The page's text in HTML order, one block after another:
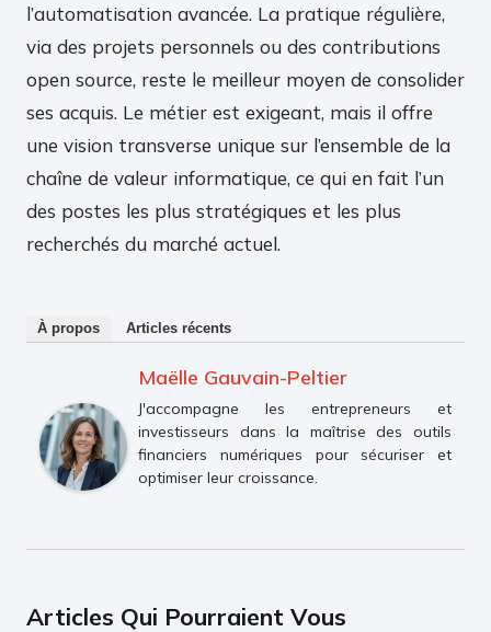
l’automatisation avancée. La pratique régulière,
via des projets personnels ou des contributions
open source, reste le meilleur moyen de consolider
ses acquis. Le métier est exigeant, mais il offre
une vision transverse unique sur l’ensemble de la
chaîne de valeur informatique, ce qui en fait l’un
des postes les plus stratégiques et les plus
recherchés du marché actuel.
À propos Articles récents
Maëlle Gauvain-Peltier
J'accompagne les entrepreneurs et
investisseurs dans la maîtrise des outils
financiers numériques pour sécuriser et
optimiser leur croissance.
Articles Qui Pourraient Vous